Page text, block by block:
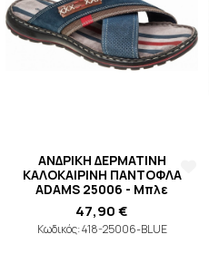
ΑΝΔΡΙΚΗ ΔΕΡΜΑΤΙΝΗ
ΚΑΛΟΚΑΙΡΙΝΗ ΠΑΝΤΟΦΛΑ
ADAMS 25006 - Μπλε
47,90 €
Κωδικός: 418-25006-BLUE